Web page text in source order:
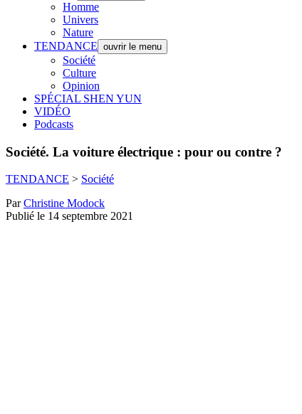
Homme
Univers
Nature
TENDANCE ouvrir le menu
Société
Culture
Opinion
SPÉCIAL SHEN YUN
VIDÉO
Podcasts
Société. La voiture électrique : pour ou contre ?
TENDANCE > Société
ParChristine Modock
Publié le 14 septembre 2021